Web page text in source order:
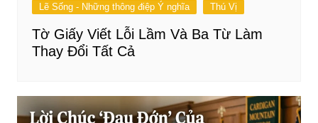
Lẽ Sống - Những thông điệp Ý nghĩa Thú Vị
Tờ Giấy Viết Lỗi Lầm Và Ba Từ Làm
Thay Đổi Tất Cả